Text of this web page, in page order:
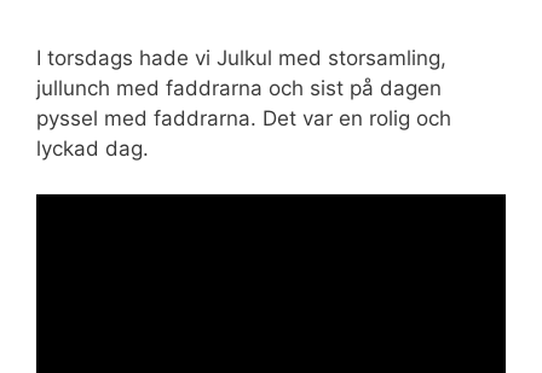
I torsdags hade vi Julkul med storsamling,
jullunch med faddrarna och sist på dagen
pyssel med faddrarna. Det var en rolig och
lyckad dag.